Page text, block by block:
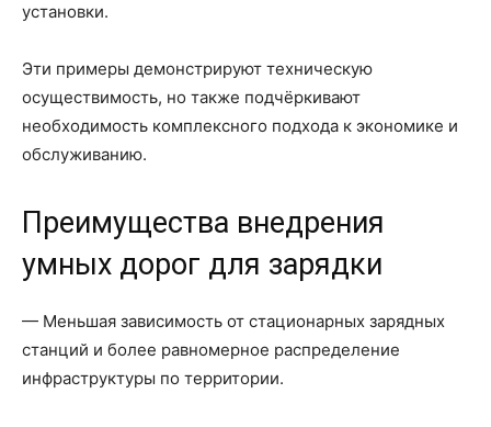
установки.
Эти примеры демонстрируют техническую
осуществимость, но также подчёркивают
необходимость комплексного подхода к экономике и
обслуживанию.
Преимущества внедрения
умных дорог для зарядки
— Меньшая зависимость от стационарных зарядных
станций и более равномерное распределение
инфраструктуры по территории.